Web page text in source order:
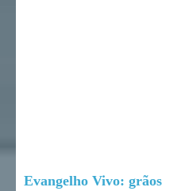
Evangelho Vivo: grãos